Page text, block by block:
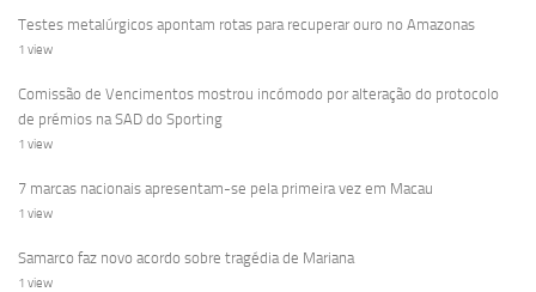
Testes metalúrgicos apontam rotas para recuperar ouro no Amazonas
1 view
Comissão de Vencimentos mostrou incómodo por alteração do protocolo
de prémios na SAD do Sporting
1 view
7 marcas nacionais apresentam-se pela primeira vez em Macau
1 view
Samarco faz novo acordo sobre tragédia de Mariana
1 view